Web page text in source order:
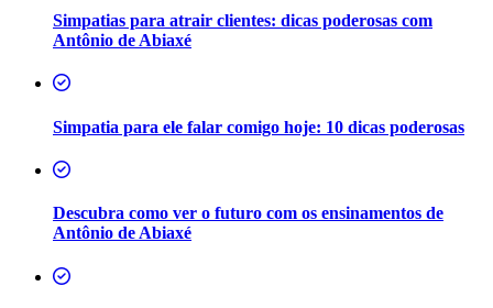
Simpatias para atrair clientes: dicas poderosas com
Antônio de Abiaxé
Simpatia para ele falar comigo hoje: 10 dicas poderosas
Descubra como ver o futuro com os ensinamentos de
Antônio de Abiaxé